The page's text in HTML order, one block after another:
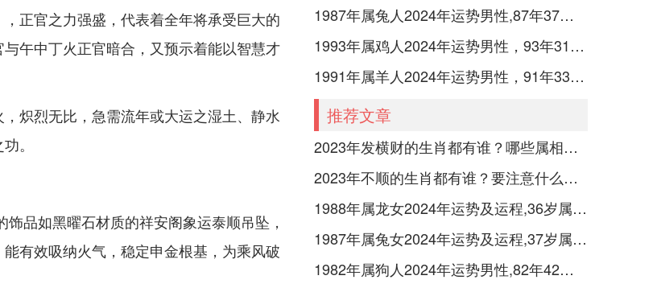
正官之力强盛，代表着全年将承受巨大的
午中丁火正官暗合，又预示着能以智慧才
炽烈无比，急需流年或大运之湿土、静水
。
品如黑曜石材质的祥安阁象运泰顺吊坠，
有效吸纳火气，稳定申金根基，为乘风破
1987年属兔人2024年运势男性,87年37岁属兔男2024年每月运程怎么样
1993年属鸡人2024年运势男性，93年31岁属鸡男2024年每月运程怎么样
1991年属羊人2024年运势男性，91年33岁属羊男2024年每月运程怎么样
推荐文章
2023年发横财的生肖都有谁？哪些属相财运旺盛？
2023年不顺的生肖都有谁？要注意什么呢？
1988年属龙女2024年运势及运程,36岁属龙人2024全年每月运势女性如何
1987年属兔女2024年运势及运程,37岁属兔人2024全年每月运势女性如何
1982年属狗人2024年运势男性,82年42岁属狗男2024年每月运程怎么样